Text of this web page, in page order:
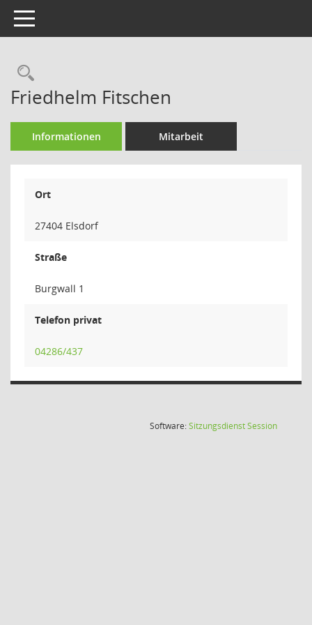
Toggle navigation
Rechercheauswahl
Friedhelm Fitschen
Informationen Mitarbeit
Ort
27404 Elsdorf
Straße
Burgwall 1
Telefon privat
04286/437
Software:SitzungsdienstSession(Wird in